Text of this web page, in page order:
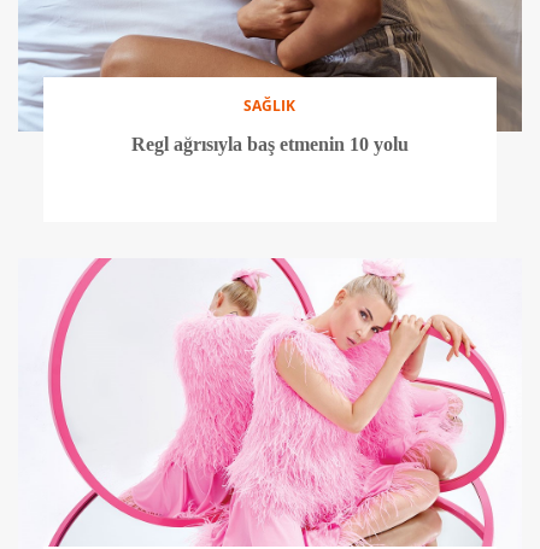
SAĞLIK
Regl ağrısıyla baş etmenin 10 yolu